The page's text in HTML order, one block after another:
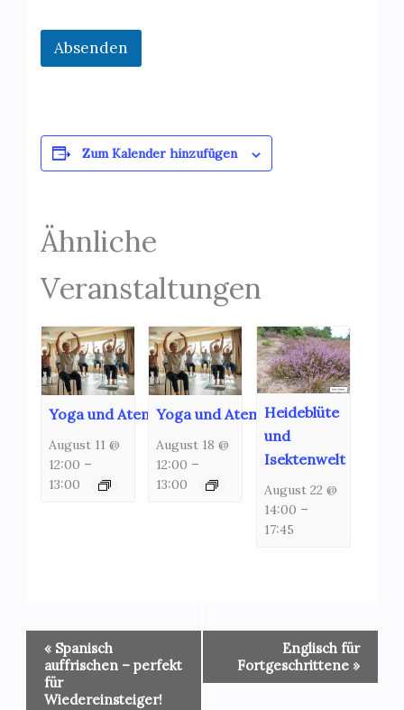
Absenden
Zum Kalender hinzufügen
Ähnliche
Veranstaltungen
Yoga und Atemschulung
August 11 @
12:00 –
13:00
Yoga und Atemschulung
August 18 @
12:00 –
13:00
Heideblüte
und
Isektenwelt
August 22 @
14:00 –
17:45
Veranstaltung-
Navigation
«Spanisch
auffrischen – perfekt
für
Wiedereinsteiger!
Englisch für
Fortgeschrittene »